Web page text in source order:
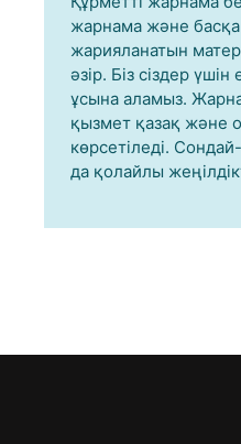
жарнама және
жарияланатын
әзір. Біз сіздер
ұсына аламыз.
қызмет қазақ және
көрсетіледі.
да қолайлы